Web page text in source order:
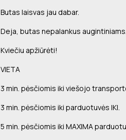
Butas laisvas jau dabar.
Deja, butas nepalankus augintiniams.
Kviečiu apžiūrėti!
VIETA
3 min. pėsčiomis iki viešojo
3 min. pėsčiomis iki parduotuvės IKI.
5 min. pėsčiomis iki MAXIMA